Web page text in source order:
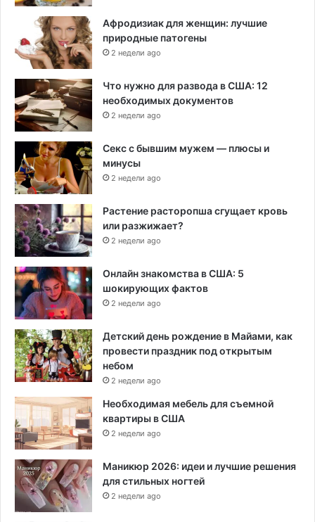
Афродизиак для женщин: лучшие
природные патогены
2 недели ago
Что нужно для развода в США: 12
необходимых документов
2 недели ago
Секс с бывшим мужем — плюсы и
минусы
2 недели ago
Растение расторопша сгущает кровь
или разжижает?
2 недели ago
Онлайн знакомства в США: 5
шокирующих фактов
2 недели ago
Детский день рождение в Майами, как
провести праздник под открытым
небом
2 недели ago
Необходимая мебель для съемной
квартиры в США
2 недели ago
Маникюр 2026: идеи и лучшие решения
для стильных ногтей
2 недели ago